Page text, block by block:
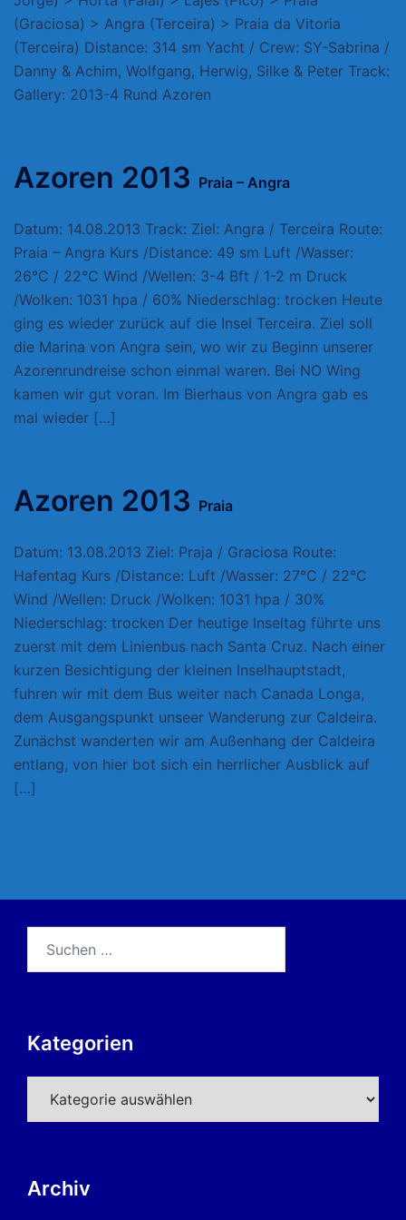
(Graciosa) > Angra (Terceira) > Praia da Vitoria
(Terceira) Distance: 314 sm Yacht / Crew: SY-Sabrina /
Danny & Achim, Wolfgang, Herwig, Silke & Peter Track:
Gallery: 2013-4 Rund Azoren
Azoren 2013 Praia – Angra
Datum: 14.08.2013 Track: Ziel: Angra / Terceira Route:
Praia – Angra Kurs /Distance: 49 sm Luft /Wasser:
26°C / 22°C Wind /Wellen: 3-4 Bft / 1-2 m Druck
/Wolken: 1031 hpa / 60% Niederschlag: trocken Heute
ging es wieder zurück auf die Insel Terceira. Ziel soll
die Marina von Angra sein, wo wir zu Beginn unserer
Azorenrundreise schon einmal waren. Bei NO Wing
kamen wir gut voran. Im Bierhaus von Angra gab es
mal wieder […]
Azoren 2013 Praia
Datum: 13.08.2013 Ziel: Praja / Graciosa Route:
Hafentag Kurs /Distance: Luft /Wasser: 27°C / 22°C
Wind /Wellen: Druck /Wolken: 1031 hpa / 30%
Niederschlag: trocken Der heutige Inseltag führte uns
zuerst mit dem Linienbus nach Santa Cruz. Nach einer
kurzen Besichtigung der kleinen Inselhauptstadt,
fuhren wir mit dem Bus weiter nach Canada Longa,
dem Ausgangspunkt unseer Wanderung zur Caldeira.
Zunächst wanderten wir am Außenhang der Caldeira
entlang, von hier bot sich ein herrlicher Ausblick auf
[…]
Kategorien
Archiv